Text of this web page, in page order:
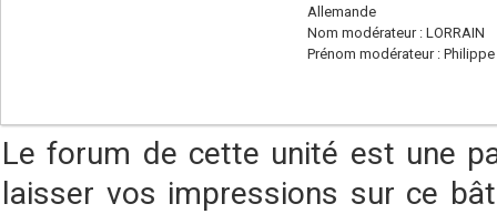
Allemande
Nom modérateur : LORRAIN
Prénom modérateur : Philippe
Le forum de cette unité est une
laisser vos impressions sur ce